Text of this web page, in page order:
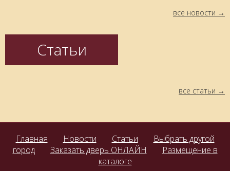
все новости
Статьи
все статьи
Главная Новости Статьи
Выбрать другой
город
Заказать дверь ОНЛАЙН
Размещение в
каталоге